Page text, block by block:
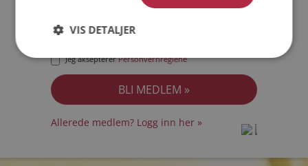
Jeg akseptererPersonvernreglene
Allerede medlem? Logg inn her »
VIS DETALJER